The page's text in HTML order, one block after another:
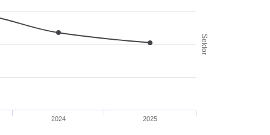
Sektor
2024 2025